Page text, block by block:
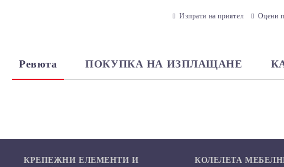
Изпрати на приятел Оцени
Ревюта ПОКУПКА НА ИЗПЛАЩАНЕ
КРЕПЕЖНИ ЕЛЕМЕНТИ И
КОЛЕЛЕТА